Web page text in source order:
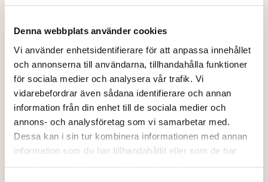
Denna webbplats använder cookies
Vi använder enhetsidentifierare för att anpassa innehållet
och annonserna till användarna, tillhandahålla funktioner
för sociala medier och analysera vår trafik. Vi
vidarebefordrar även sådana identifierare och annan
information från din enhet till de sociala medier och
annons- och analysföretag som vi samarbetar med.
Dessa kan i sin tur kombinera informationen med annan
information som du har tillhandahållit eller som de har
Loikashop.se
Loikashop är en e-handel som drivs av en familj i Göteborg.
Loikashop är ett eget varumärke och produkterna som säljs
här, tillverkas alltid i begränsad upplaga. På så sätt kan du
vara säker på att du får en unik stil.
Läs mer..
info@loikashop.se